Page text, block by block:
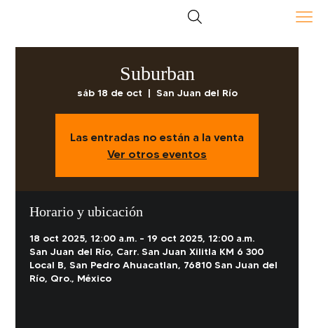
Suburban
sáb 18 de oct
  |
San Juan del Río
Las entradas no están a la venta
Ver otros eventos
Horario y ubicación
18 oct 2025, 12:00 a.m. – 19 oct 2025, 12:00 a.m.
San Juan del Río, Carr. San Juan Xilitla KM 6 300
Local B, San Pedro Ahuacatlan, 76810 San Juan del
Río, Qro., México